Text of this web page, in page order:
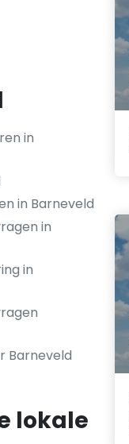
in
in Barneveld
in
in
Barneveld
lokale